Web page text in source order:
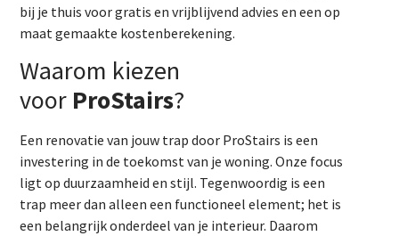
bij je thuis voor gratis en vrijblijvend advies en een op
maat gemaakte kostenberekening.
Waarom kiezen
voor ProStairs?
Een renovatie van jouw trap door ProStairs is een
investering in de toekomst van je woning. Onze focus
ligt op duurzaamheid en stijl. Tegenwoordig is een
trap meer dan alleen een functioneel element; het is
een belangrijk onderdeel van je interieur. Daarom